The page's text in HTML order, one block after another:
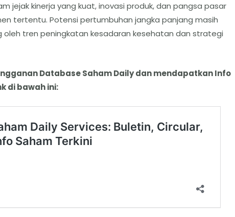
jejak kinerja yang kuat, inovasi produk, dan pangsa pasar
tertentu. Potensi pertumbuhan jangka panjang masih
oleh tren peningkatan kesadaran kesehatan dan strategi
Database Saham Daily dan mendapatkan Info
di bawah ini: